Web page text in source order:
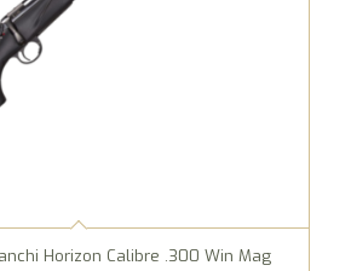
Horizon Calibre .300 Win Mag